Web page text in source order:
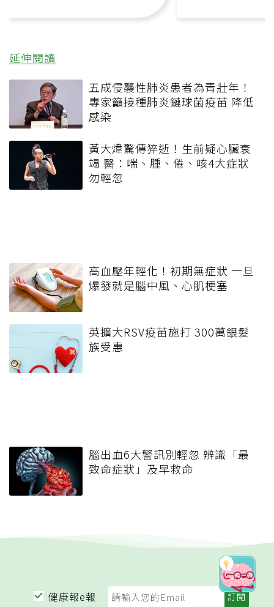
延伸閱讀
五成侵襲性肺炎患者為青壯年！
專家籲接種肺炎鏈球菌疫苗 降低
感染
黃大煒驚傳猝逝！生前疑心臟衰
竭 醫：喘、腫、倦、咳4大症狀
勿輕忽
高血壓年輕化！初期無症狀 一旦
爆發就是腦中風、心肌梗塞
英擴大RSV疫苗施打 300萬銀髮
族受惠
腦出血6大警訊別輕忽 辨識「最
致命症狀」及早救命
健康報e報